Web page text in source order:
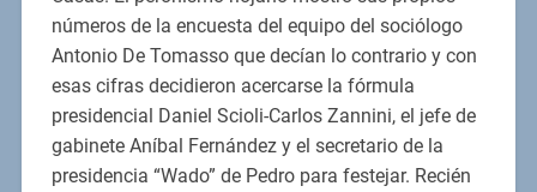
números de la encuesta del equipo del sociólogo
Antonio De Tomasso que decían lo contrario y con
esas cifras decidieron acercarse la fórmula
presidencial Daniel Scioli-Carlos Zannini, el jefe de
gabinete Aníbal Fernández y el secretario de la
presidencia “Wado” de Pedro para festejar. Recién